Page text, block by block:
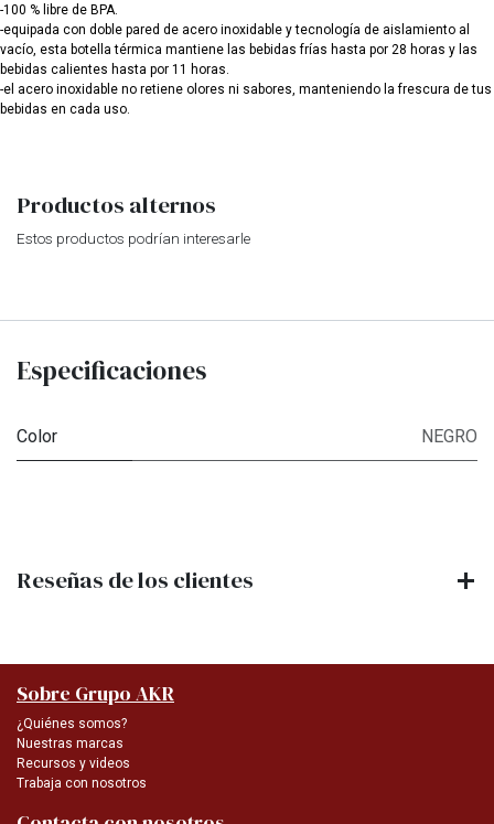
-100 % libre de BPA.
-equipada con doble pared de acero inoxidable y tecnología de aislamiento al
vacío, esta botella térmica mantiene las bebidas frías hasta por 28 horas y las
bebidas calientes hasta por 11 horas.
-el acero inoxidable no retiene olores ni sabores, manteniendo la frescura de tus
bebidas en cada uso.
Productos alternos
Estos productos podrían interesarle
Especificaciones
Color NEGRO
Reseñas de los clientes
Sobre Grupo AKR
¿Quiénes somos?
Nuestras marcas
Recursos y videos
Trabaja con nosotros